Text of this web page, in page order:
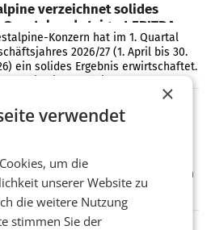
verzeichnet solides
Quartal und steigert EBITDA
Konzern hat im 1. Quartal
2026/27 (1. April bis 30.
ein solides Ergebnis erwirtschaftet.
SN Sports bringt „Keep
den Markt
GmbH bringt gemeinsam mit
Feygenblatt FloGu OG einen neuen
Regenerations-Spray auf den
Produkt namens „Keep Cool“ ist zu
×
verwendet
um die
unserer Website zu
die weitere Nutzung
stimmen Sie der